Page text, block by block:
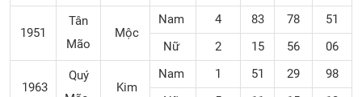
1951
Tân
Mão
Mộc
Nam 4 83 78
51
Nữ
2 15 56 06
1963
Quý
Kim
Nam 1 51 29
98